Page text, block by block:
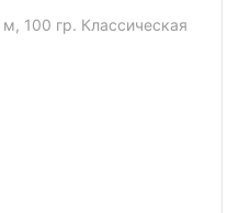
100 гр. Классическая